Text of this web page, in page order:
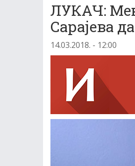
ЛУКАЧ:
Сарајева
14.03.2018. - 12:00